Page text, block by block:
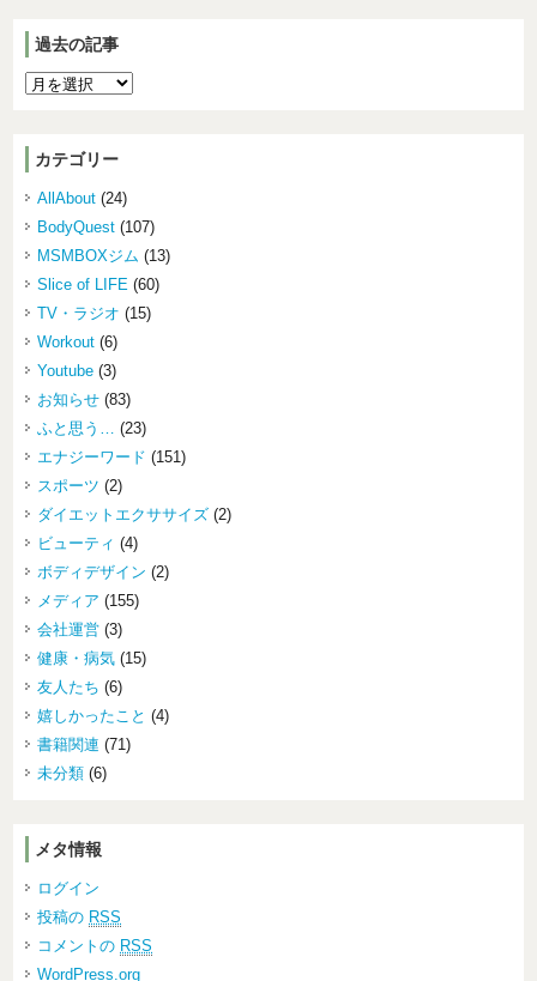
過去の記事
カテゴリー
AllAbout (24)
BodyQuest (107)
MSMBOXジム (13)
Slice of LIFE (60)
TV・ラジオ (15)
Workout (6)
Youtube (3)
お知らせ (83)
ふと思う… (23)
エナジーワード (151)
スポーツ (2)
ダイエットエクササイズ (2)
ビューティ (4)
ボディデザイン (2)
メディア (155)
会社運営 (3)
健康・病気 (15)
友人たち (6)
嬉しかったこと (4)
書籍関連 (71)
未分類 (6)
メタ情報
ログイン
投稿の RSS
コメントの RSS
WordPress.org